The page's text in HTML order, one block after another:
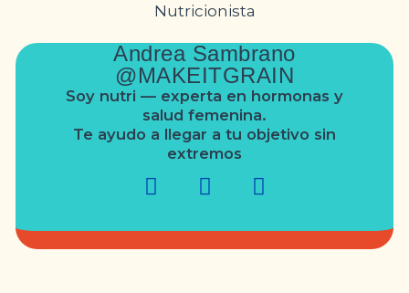
Andrea Sambrano
@MAKEITGRAIN
Soy nutri — experta en hormonas y
salud femenina.
Te ayudo a llegar a tu objetivo sin
extremos